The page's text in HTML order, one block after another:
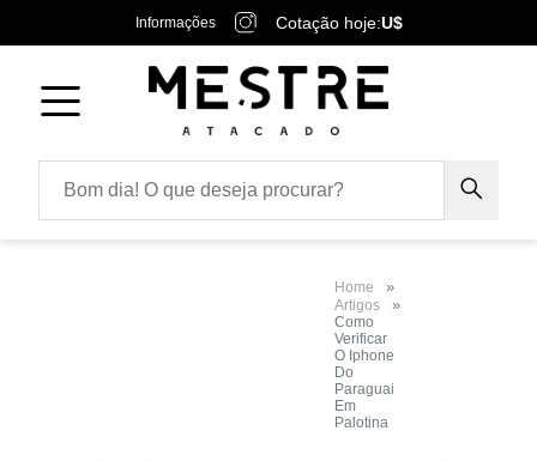
Informações Cotação hoje:U$
Home
Artigos
Como
Verificar
O Iphone
Do
Paraguai
Em
Palotina